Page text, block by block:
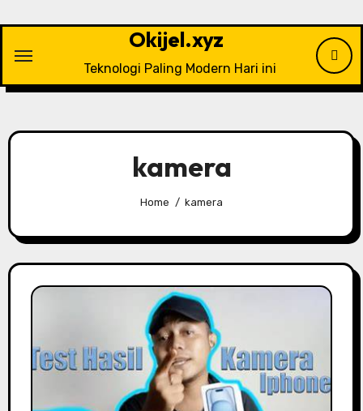
content
Okijel.xyz
Teknologi Paling Modern Hari ini
kamera
Home kamera